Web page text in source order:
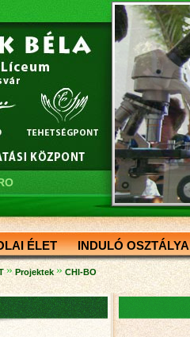
ÉLET INDULÓ
» Projektek » CHI-BO